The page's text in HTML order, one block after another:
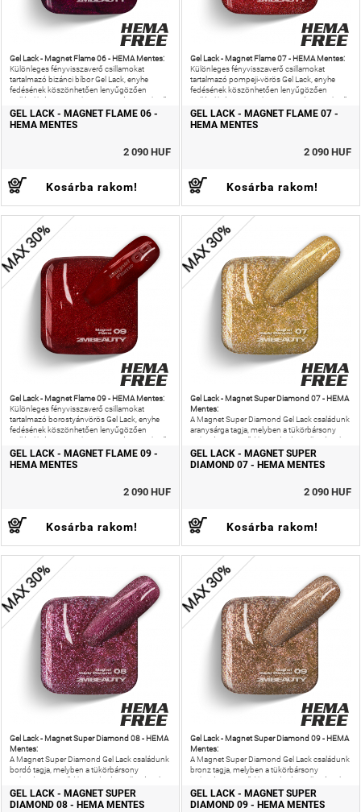
Gel Lack - Magnet Flame 06 - HEMA Mentes:
Különleges fényvisszaverő csillamokat
tartalmazó bizánci bíbor Gel Lack, enyhe
fedésének köszönhetően lenyűgözően
csillámlik és nagyon könnyen mágnesezhető.
GEL LACK - MAGNET FLAME 06 -
HEMA MENTES
2 090 HUF
Kosárba rakom!
Gel Lack - Magnet Flame 07 - HEMA Mentes:
Különleges fényvisszaverő csillamokat
tartalmazó pompeji-vörös Gel Lack, enyhe
fedésének köszönhetően lenyűgözően
csillámlik és nagyon könnyen mágnesezhető.
GEL LACK - MAGNET FLAME 07 -
HEMA MENTES
2 090 HUF
Kosárba rakom!
30%
Gel Lack - Magnet Flame 09 - HEMA Mentes:
Különleges fényvisszaverő csillamokat
tartalmazó borostyánvörös Gel Lack, enyhe
fedésének köszönhetően lenyűgözően
csillámlik és nagyon könnyen mágnesezhető.
GEL LACK - MAGNET FLAME 09 -
HEMA MENTES
2 090 HUF
Kosárba rakom!
MAX 30%
Gel Lack - Magnet Super Diamond 07 - HEMA
Mentes:
A Magnet Super Diamond Gel Lack családunk
aranysárga tagja, melyben a tükörbársony
puhasága ötvöződik a gyémántcsillogással.
GEL LACK - MAGNET SUPER
DIAMOND 07 - HEMA MENTES
2 090 HUF
Kosárba rakom!
30%
Gel Lack - Magnet Super Diamond 08 - HEMA
Mentes:
A Magnet Super Diamond Gel Lack családunk
bordó tagja, melyben a tükörbársony
puhasága ötvöződik a gyémántcsillogással.
GEL LACK - MAGNET SUPER
DIAMOND 08 - HEMA MENTES
MAX 30%
Gel Lack - Magnet Super Diamond 09 - HEMA
Mentes:
A Magnet Super Diamond Gel Lack családunk
bronz tagja, melyben a tükörbársony
puhasága ötvöződik a gyémántcsillogással.
GEL LACK - MAGNET SUPER
DIAMOND 09 - HEMA MENTES